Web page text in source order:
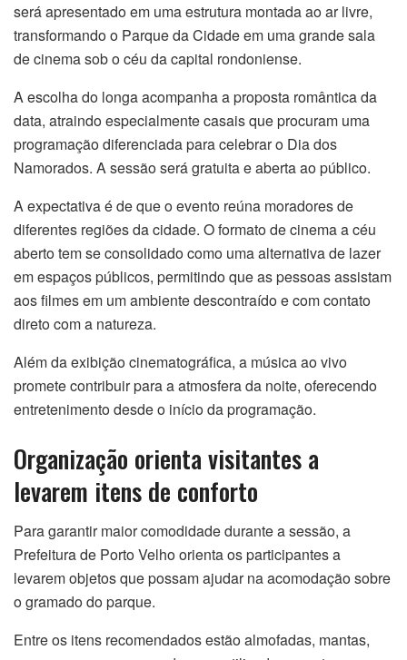
será apresentado em uma estrutura montada ao ar livre,
transformando o Parque da Cidade em uma grande sala
de cinema sob o céu da capital rondoniense.
A escolha do longa acompanha a proposta romântica da
data, atraindo especialmente casais que procuram uma
programação diferenciada para celebrar o Dia dos
Namorados. A sessão será gratuita e aberta ao público.
A expectativa é de que o evento reúna moradores de
diferentes regiões da cidade. O formato de cinema a céu
aberto tem se consolidado como uma alternativa de lazer
em espaços públicos, permitindo que as pessoas assistam
aos filmes em um ambiente descontraído e com contato
direto com a natureza.
Além da exibição cinematográfica, a música ao vivo
promete contribuir para a atmosfera da noite, oferecendo
entretenimento desde o início da programação.
Organização orienta visitantes a
levarem itens de conforto
Para garantir maior comodidade durante a sessão, a
Prefeitura de Porto Velho orienta os participantes a
levarem objetos que possam ajudar na acomodação sobre
o gramado do parque.
Entre os itens recomendados estão almofadas, mantas,